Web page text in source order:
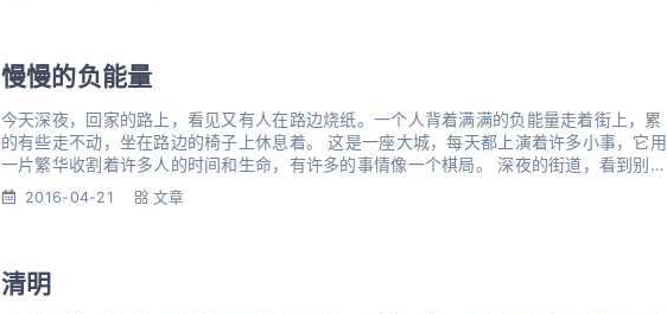
慢慢的负能量
今天深夜，回家的路上，看见又有人在路边烧纸。一个人背着满满的负能量走着街上，累
的有些走不动，坐在路边的椅子上休息着。 这是一座大城，每天都上演着许多小事，它用
一片繁华收割着许多人的时间和生命，有许多的事情像一个棋局。 深夜的街道，看到别人
烧的纸，烟灰飘摇。 在老家奶奶家的隔壁，住着一家父辈相识的人，他们家的小孙女，是
我的同学。我记得那个女孩，见过她的乖巧，叛逆，和成长。那会儿年岁并不大，我们总
2016-04-21 文章
清明